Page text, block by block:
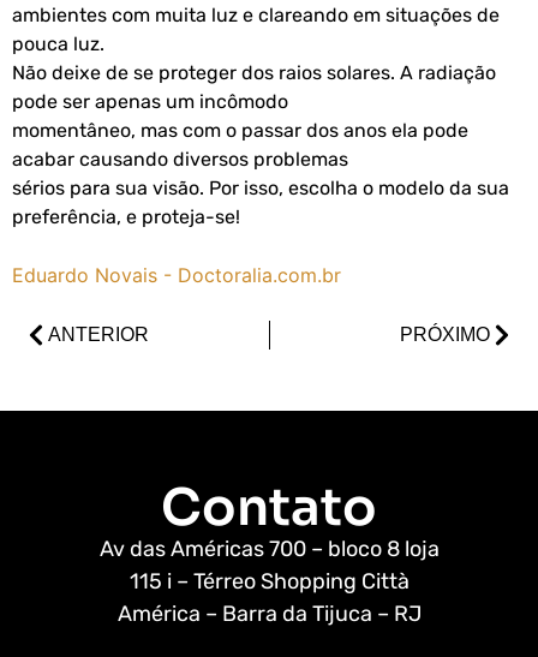
ambientes com muita luz e clareando em situações de
pouca luz.
Não deixe de se proteger dos raios solares. A radiação
pode ser apenas um incômodo
momentâneo, mas com o passar dos anos ela pode
acabar causando diversos problemas
sérios para sua visão. Por isso, escolha o modelo da sua
preferência, e proteja-se!
Eduardo Novais - Doctoralia.com.br
ANTERIOR PRÓXIMO
Contato
Av das Américas 700 – bloco 8 loja
115 i – Térreo Shopping Città
América – Barra da Tijuca – RJ